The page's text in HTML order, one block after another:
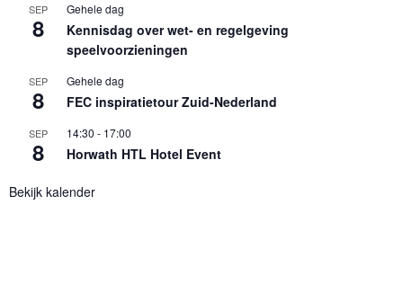
SEP
8
Gehele dag
Kennisdag over wet- en regelgeving
speelvoorzieningen
SEP
8
Gehele dag
FEC inspiratietour Zuid-Nederland
SEP
8
14:30 - 17:00
Horwath HTL Hotel Event
Bekijk kalender